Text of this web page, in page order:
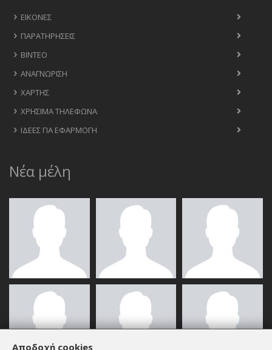
ΕΙΚΌΝΕΣ
ΠΑΡΑΤΗΡΉΣΕΙΣ
ΒΊΝΤΕΟ
ΑΝΑΓΝΏΡΙΣΗ
ΧΆΡΤΗΣ
ΧΡΉΣΙΜΑ ΤΗΛΈΦΩΝΑ
ΙΔΈΕΣ ΓΙΑ ΕΦΑΡΜΟΓΉ
Νέα μέλη
Αποδοχή cookies